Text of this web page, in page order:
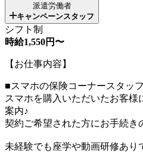
派遣労働者
キャンペーンスタッフ
シフト制
時給1,550円〜
【お仕事内容】
■スマホの保険コーナースタッフ
スマホを購入いただいたお客
案内♪
契約ご希望された方にお手続
未経験でも座学や動画研修あり